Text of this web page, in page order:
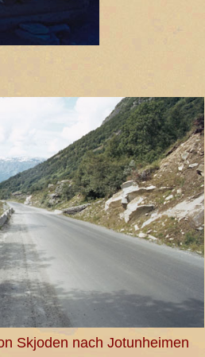
Skjoden nach Jotunheimen